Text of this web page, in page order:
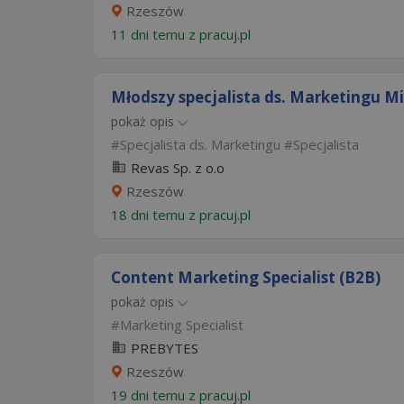
Rzeszów
11 dni temu z pracuj.pl
Młodszy specjalista ds. Marketingu
pokaż opis
Specjalista ds. Marketingu
Specjalista
Revas Sp. z o.o
Rzeszów
18 dni temu z pracuj.pl
Content Marketing Specialist (B2B)
pokaż opis
Marketing Specialist
PREBYTES
Rzeszów
19 dni temu z pracuj.pl